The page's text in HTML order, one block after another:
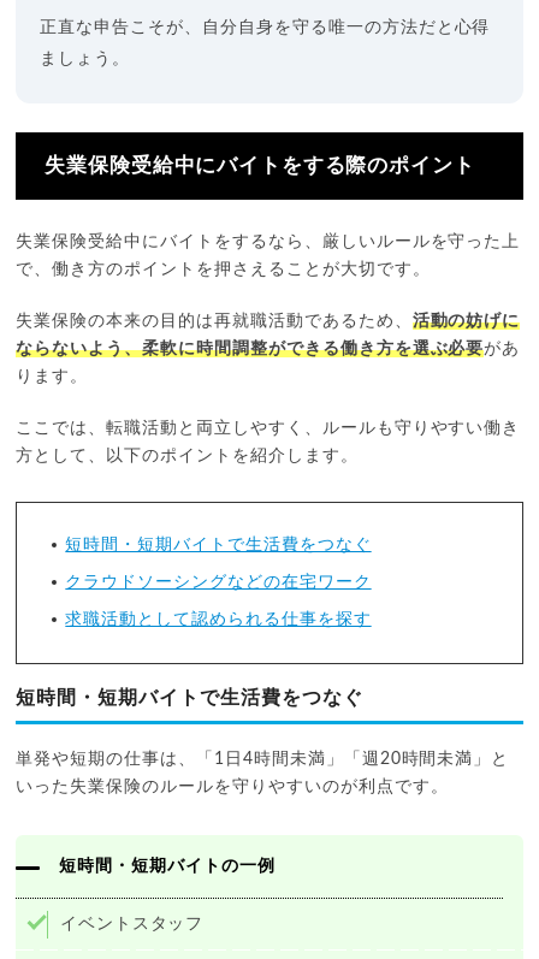
正直な申告こそが、自分自身を守る唯一の方法だと心得
ましょう。
失業保険受給中にバイトをする際のポイント
失業保険受給中にバイトをするなら、厳しいルールを守った上
で、働き方のポイントを押さえることが大切です。
失業保険の本来の目的は再就職活動であるため、 活動の妨げに
ならないよう、柔軟に時間調整ができる働き方を選ぶ必要があ
ります。
ここでは、転職活動と両立しやすく、ルールも守りやすい働き
方として、以下のポイントを紹介します。
短時間・短期バイトで生活費をつなぐ
クラウドソーシングなどの在宅ワーク
求職活動として認められる仕事を探す
短時間・短期バイトで生活費をつなぐ
単発や短期の仕事は、「1日4時間未満」「週20時間未満」と
いった失業保険のルールを守りやすいのが利点です。
短時間・短期バイトの一例
イベントスタッフ